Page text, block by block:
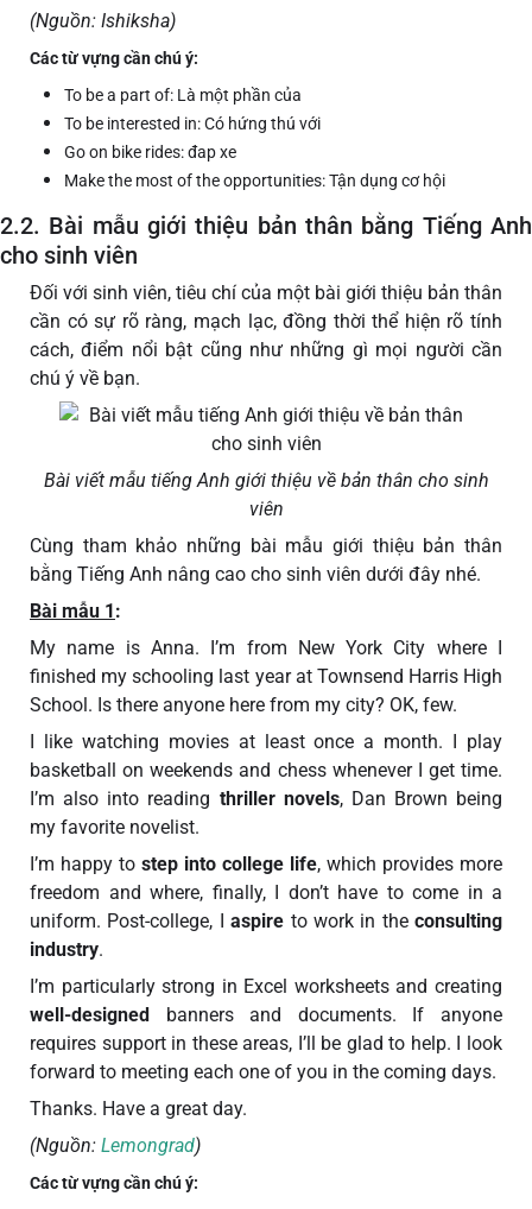
(Nguồn: Ishiksha)
Các từ vựng cần chú ý:
To be a part of: Là một phần của
To be interested in: Có hứng thú với
Go on bike rides: đap xe
Make the most of the opportunities: Tận dụng cơ hội
2.2. Bài mẫu giới thiệu bản thân bằng Tiếng Anh
cho sinh viên
Đối với sinh viên, tiêu chí của một bài giới thiệu bản thân
cần có sự rõ ràng, mạch lạc, đồng thời thể hiện rõ tính
cách, điểm nổi bật cũng như những gì mọi người cần
chú ý về bạn.
Bài viết mẫu tiếng Anh giới thiệu về bản thân cho sinh
viên
Cùng tham khảo những bài mẫu giới thiệu bản thân
bằng Tiếng Anh nâng cao cho sinh viên dưới đây nhé.
Bài mẫu 1 :
My name is Anna. I’m from New York City where I
finished my schooling last year at Townsend Harris High
School. Is there anyone here from my city? OK, few.
I like watching movies at least once a month. I play
basketball on weekends and chess whenever I get time.
I’m also into reading thriller novels, Dan Brown being
my favorite novelist.
I’m happy to step into college life, which provides more
freedom and where, finally, I don’t have to come in a
uniform. Post-college, Iaspire to work in the consulting
industry.
I’m particularly strong in Excel worksheets and creating
well-designed
banners and documents. If anyone
requires support in these areas, I’ll be glad to help. I look
forward to meeting each one of you in the coming days.
Thanks. Have a great day.
(Nguồn: Lemongrad)
Các từ vựng cần chú ý: